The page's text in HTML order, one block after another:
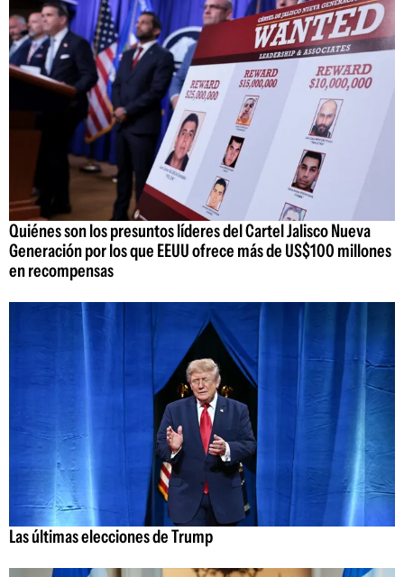
Quiénes son los presuntos líderes del Cartel Jalisco Nueva
Generación por los que EEUU ofrece más de US$100 millones
en recompensas
Las últimas elecciones de Trump